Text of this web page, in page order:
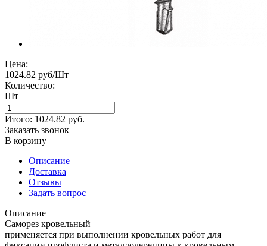
Цена:
1024.82 руб/Шт
Количество:
Шт
Итого: 1024.82 руб.
Заказать звонок
В корзину
Описание
Доставка
Отзывы
Задать вопрос
Описание
Саморез кровельный
применяется при выполнении кровельных работ для